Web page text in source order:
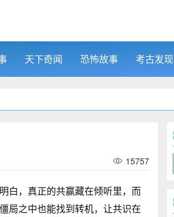
天下奇闻 恐怖故事 考古发现
15757
白，真正的共赢藏在倾听里，而
局之中也能找到转机，让共识在